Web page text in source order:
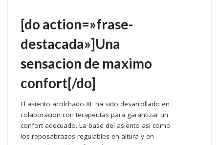
[do action=»frase-
destacada»]Una
sensacion de maximo
confort[/do]
El asiento acolchado XL ha sido desarrollado en
colaboracion con terapeutas para garantizar un
confort adecuado. La base del asiento asi como
los reposabrazos regulables en altura y en